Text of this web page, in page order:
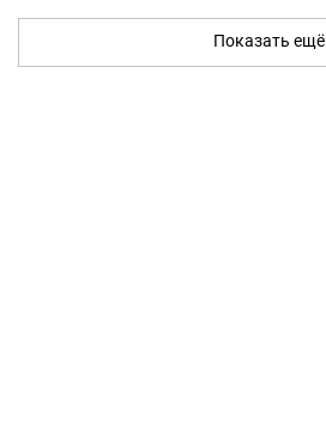
Показать ещё